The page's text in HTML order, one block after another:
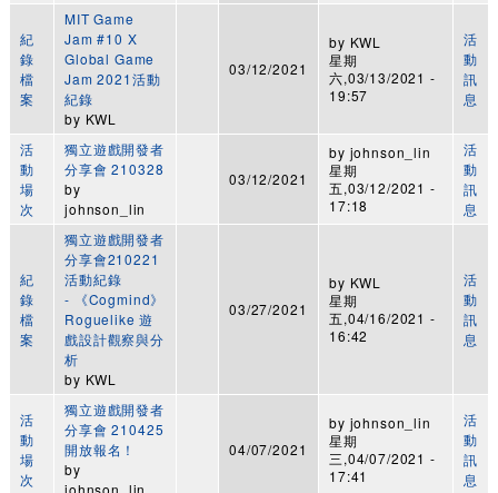
紀
錄
檔
案
MIT Game
Jam #10 X
Global Game
Jam 2021活動
紀錄
by KWL
03/12/2021
by KWL
星期
六,03/13/2021 -
19:57
活
動
訊
息
活
動
場
次
獨立遊戲開發者
分享會 210328
by
johnson_lin
03/12/2021
by johnson_lin
星期
五,03/12/2021 -
17:18
活
動
訊
息
紀
錄
檔
案
獨立遊戲開發者
分享會210221
活動紀錄
- 《Cogmind》
Roguelike 遊
戲設計觀察與分
析
by KWL
03/27/2021
by KWL
星期
五,04/16/2021 -
16:42
活
動
訊
息
活
動
場
次
獨立遊戲開發者
分享會 210425
開放報名！
by
04/07/2021
by johnson_lin
星期
三,04/07/2021 -
17:41
活
動
訊
息